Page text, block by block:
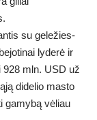
su geležies-
lyderė ir
928 mln. USD už
didelio masto
gamybą vėliau